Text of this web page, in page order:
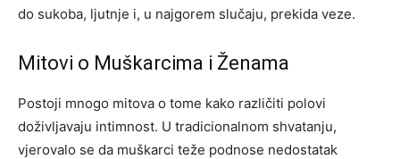
do sukoba, ljutnje i, u najgorem slučaju, prekida veze.
Mitovi o Muškarcima i Ženama
Postoji mnogo mitova o tome kako različiti polovi
doživljavaju intimnost. U tradicionalnom shvatanju,
vjerovalo se da muškarci teže podnose nedostatak